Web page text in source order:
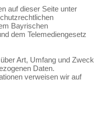
auf dieser Seite unter
Bayrischen
dem Telemediengesetz
Art, Umfang und Zweck
Daten.
verweisen wir auf